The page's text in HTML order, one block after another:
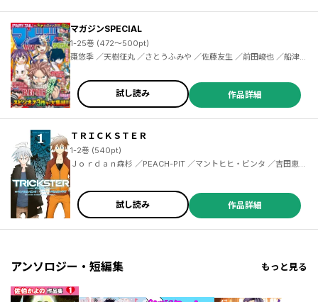
マガジンSPECIAL
1-25巻 (472～500pt)
棗悠季 ／天樹征丸 ／さとうふみや ／佐藤友生 ／前田峻也 ／船津紳平 ／二駅ずい ／佐木飛朗斗 ／東直輝 ／真島ヒロ ／ＢＯＫＵ ／コージィ城倉 ／金城宗幸 ／芥瀬良せら ／千田大輔 ／上田敦夫 ／堂本裕貴 ／西原梨花 ／小林俊彦 ／七三太朗 ／川三番地 ／ＣＬＡＭＰ ／香椎さおり ／飯島浩介 ／氏家ト全 ／上野春生 ／中村ゆうひ ／梅山たらこ ／植野メグル ／加茂ユウジ ／鈴木央 ／中西達哉 ／牟田洸 ／安藤正基 ／廣田大地 ／京極夏彦 ／志水アキ ／森田俊平 ／瀬尾公治 ／安田剛士
試し読み 作品詳細
ＴＲＩＣＫＳＴＥＲ
1-2巻 (540pt)
Ｊｏｒｄａｎ森杉 ／PEACH-PIT ／マントヒヒ・ビンタ ／吉田恵里
香
試し読み 作品詳細
アンソロジー・短編集 もっと見る